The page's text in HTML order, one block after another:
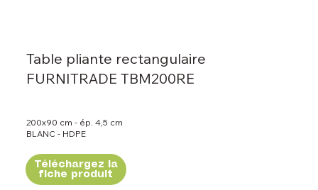
Table pliante rectangulaire
FURNITRADE TBM200RE
200x90 cm - ép. 4,5 cm
BLANC - HDPE
Téléchargez la
fiche produit